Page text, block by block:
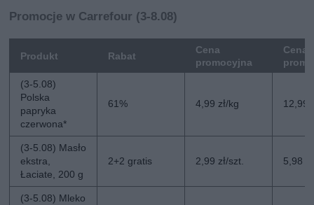
Promocje w Carrefour (3-8.08)
Produkt Rabat
Cena
promocyjna
Cena
(3-5.08)
Polska
papryka
czerwona*
61% 4,99 zł/kg 12,99
(3-5.08) Masło
ekstra,
Łaciate, 200 g
2+2 gratis 2,99 zł/szt. 5,98
(3-5.08) Mleko